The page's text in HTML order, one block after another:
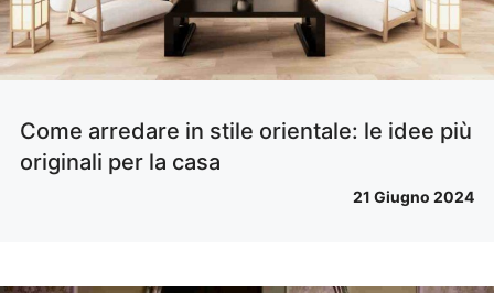
Come arredare in stile orientale: le idee più
originali per la casa
21 Giugno 2024